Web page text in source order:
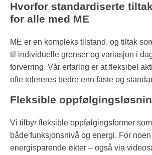
Hvorfor standardiserte
for alle med ME
ME er en kompleks tilstand, og tiltak
til individuelle grenser og variasjon i
forverring. Vår erfaring er at fleksibel
ofte tolereres bedre enn faste og
Fleksible
Vi tilbyr fleksible oppfølgingsformer
både funksjonsnivå og energi. For
energisparende økter – også via